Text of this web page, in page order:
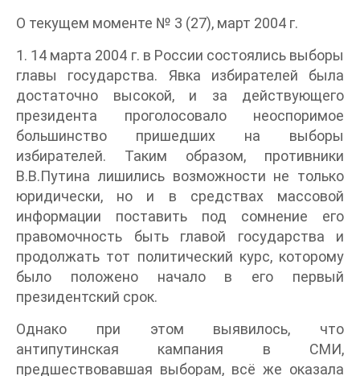
О текущем моменте № 3 (27), март 2004 г.
1. 14 марта 2004 г. в России состоялись выборы
главы государства. Явка избирателей была
достаточно высокой, и за действующего
президента проголосовало неоспоримое
большинство пришедших на выборы
избирателей. Таким образом, противники
В.В.Путина лишились возможности не только
юридически, но и в средствах массовой
информации поставить под сомнение его
правомочность быть главой государства и
продолжать тот политический курс, которому
было положено начало в его первый
президентский срок.
Однако при этом выявилось, что
антипутинская кампания в СМИ,
предшествовавшая выборам, всё же оказала